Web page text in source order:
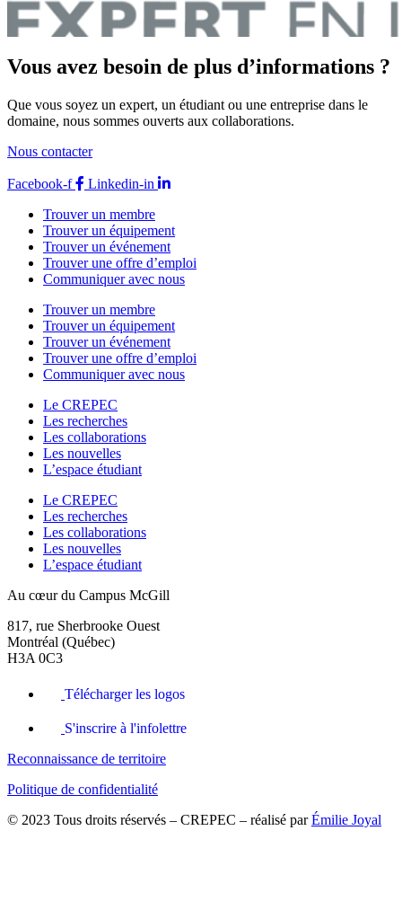
Vous avez besoin de plus d’informations ?
Que vous soyez un expert, un étudiant ou une entreprise dans le
domaine, nous sommes ouverts aux collaborations.
Nous contacter
Facebook-f
Linkedin-in
Trouver un membre
Trouver un équipement
Trouver un événement
Trouver une offre d’emploi
Communiquer avec nous
Trouver un membre
Trouver un équipement
Trouver un événement
Trouver une offre d’emploi
Communiquer avec nous
Le CREPEC
Les recherches
Les collaborations
Les nouvelles
L’espace étudiant
Le CREPEC
Les recherches
Les collaborations
Les nouvelles
L’espace étudiant
Au cœur du Campus McGill
817, rue Sherbrooke Ouest
Montréal (Québec)
H3A 0C3
Télécharger les logos
S'inscrire à l'infolettre
Reconnaissance de territoire
Politique de confidentialité
© 2023 Tous droits réservés – CREPEC – réalisé parÉmilie Joyal